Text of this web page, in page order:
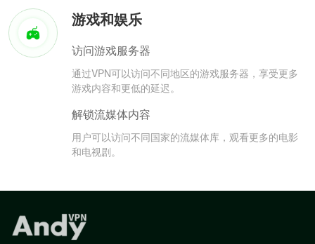
游戏和娱乐
访问游戏服务器
通过VPN可以访问不同地区的游戏服务器，享受更多
游戏内容和更低的延迟。
解锁流媒体内容
用户可以访问不同国家的流媒体库，观看更多的电影
和电视剧。